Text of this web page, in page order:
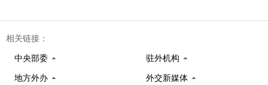
相关链接：
中央部委 驻外机构
地方外办 外交新媒体